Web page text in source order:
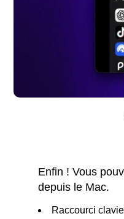
Enfin ! Vous
depuis le Mac.
Raccourci